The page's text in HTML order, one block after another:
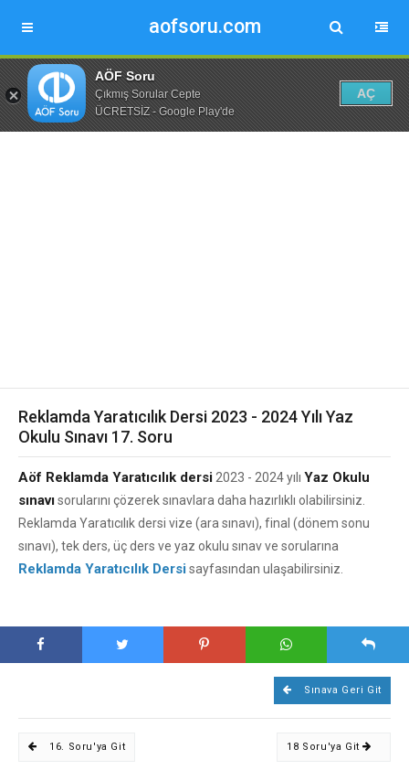
aofsoru.com
AÖF Soru
Çıkmış Sorular Cepte
ÜCRETSİZ - Google Play'de
AÇ
Reklamda Yaratıcılık Dersi 2023 - 2024 Yılı Yaz
Okulu Sınavı 17. Soru
Aöf Reklamda Yaratıcılık dersi 2023 - 2024 yılı Yaz Okulu
sınavısorularını çözerek sınavlara daha hazırlıklı olabilirsiniz.
Reklamda Yaratıcılık dersi vize (ara sınavı), final (dönem sonu
sınavı), tek ders, üç ders ve yaz okulu sınav ve sorularına
Reklamda Yaratıcılık Dersisayfasından ulaşabilirsiniz.
Sınava Geri Git
16. Soru'ya Git 18 Soru'ya Git